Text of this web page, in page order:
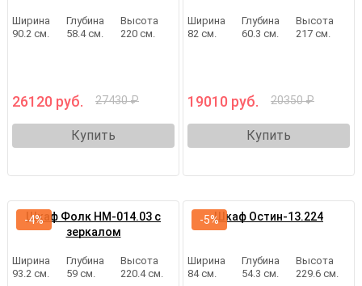
Ширина
90.2 см.
Глубина
58.4 см.
Высота
220 см.
26120 руб. 27430 ₽
Купить
Ширина
82 см.
Глубина
60.3 см.
Высота
217 см.
19010 руб. 20350 ₽
Купить
Шкаф Фолк НМ-014.03 с
зеркалом
Ширина
93.2 см.
Глубина
59 см.
Высота
220.4 см.
-4% Шкаф Остин-13.224
Ширина
84 см.
Глубина
54.3 см.
Высота
229.6 см.
-5%